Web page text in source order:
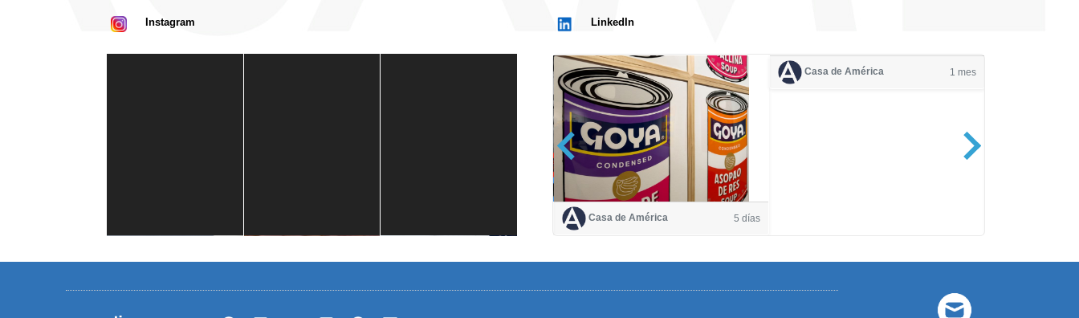
Instagram LinkedIn
Casa de América 5 días
Casa de América 1 mes